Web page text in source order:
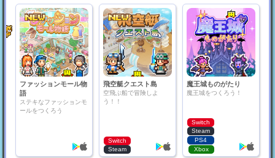
ファッションモール物
語
ステキなファッションモ
ールをつくろう
飛空艇クエスト島
空飛ぶ船で冒険しよ
う！！
Switch
Steam
魔王城ものがたり
魔王城をつくろう！
Switch
Steam
PS4
Xbox